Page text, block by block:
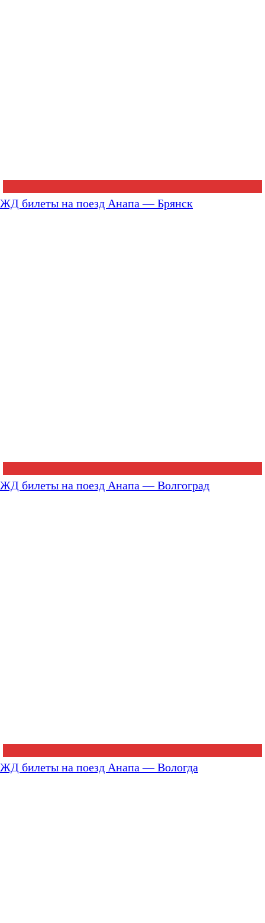
ЖД билеты на поезд Анапа — Брянск
ЖД билеты на поезд Анапа — Волгоград
ЖД билеты на поезд Анапа — Вологда